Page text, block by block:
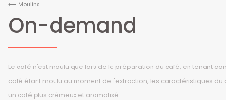
Moulins
On-demand
Le café n'est moulu que lors de la préparation du café, en tenant
café étant moulu au moment de l'extraction, les caractéristiques
un café plus crémeux et aromatisé.